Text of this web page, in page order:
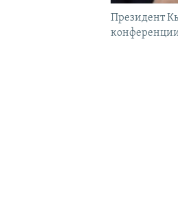
Президент